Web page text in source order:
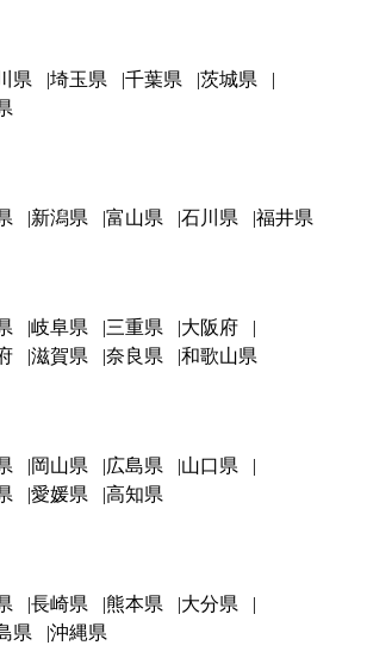
県 埼玉県 千葉県
茨城県
新潟県 富山県 石川県 福井県
岐阜県 三重県
大阪府
滋賀県 奈良県 和歌山県
岡山県 広島県
山口県
愛媛県 高知県
長崎県 熊本県
大分県
県 沖縄県